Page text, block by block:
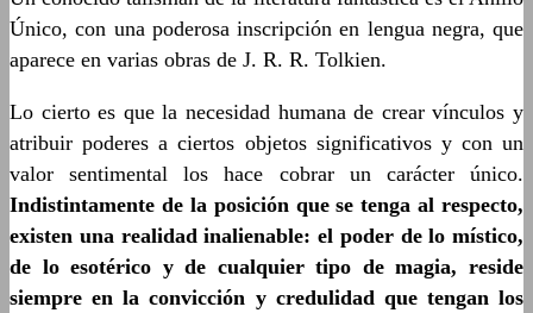
Único, con una poderosa inscripción en lengua negra, que
aparece en varias obras de J. R. R. Tolkien.
Lo cierto es que la necesidad humana de crear vínculos y
atribuir poderes a ciertos objetos significativos y con un
valor sentimental los hace cobrar un carácter único.
Indistintamente de la posición que se tenga al respecto,
existen una realidad inalienable: el poder de lo místico,
de lo esotérico y de cualquier tipo de magia, reside
siempre en la convicción y credulidad que tengan los